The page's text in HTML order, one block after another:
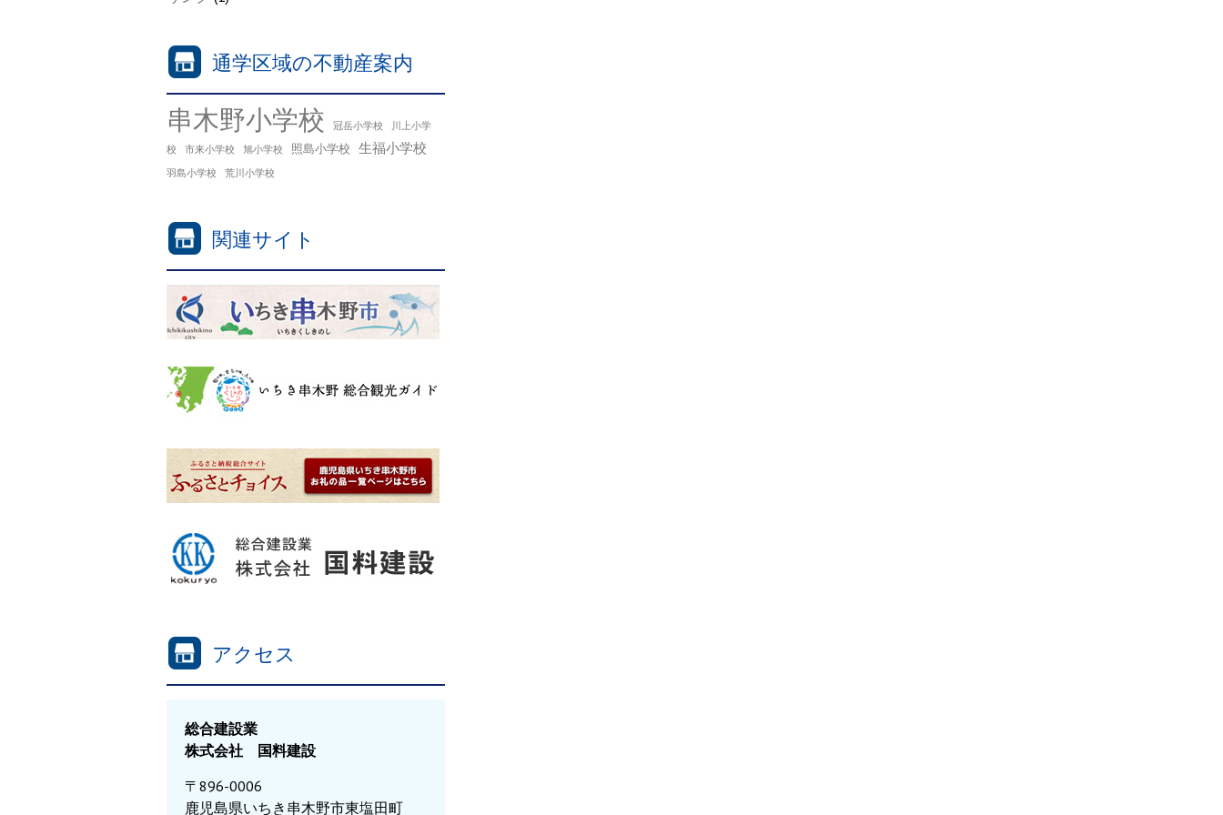
通学区域の不動産案内
串木野小学校 冠岳小学校
川上小学
校
市来小学校 旭小学校 照島小学校 生福小学校
羽島小学校 荒川小学校
関連サイト
アクセス
総合建設業
株式会社 国料建設
〒896-0006
鹿児島県いちき串木野市東塩田町